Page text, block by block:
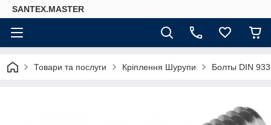
SANTEX.MASTER
Товари та послуги Кріплення Шурупи Болты DIN 933